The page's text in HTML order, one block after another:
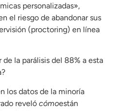
personalizadas»,
el riesgo de abandonar sus
(proctoring) en línea
de la parálisis del 88% a esta
los datos de la minoría
reveló cómoestán